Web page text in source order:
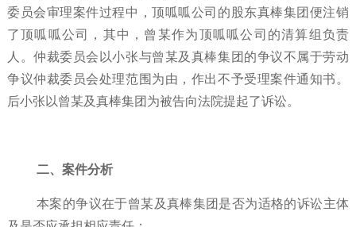
委员会审理案件过程中，顶呱呱公司的股东真棒集团便注销
了顶呱呱公司，其中，曾某作为顶呱呱公司的清算组负责
人。仲裁委员会以小张与曾某及真棒集团的争议不属于劳动
争议仲裁委员会处理范围为由，作出不予受理案件通知书。
后小张以曾某及真棒集团为被告向法院提起了诉讼。
二、案件分析
本案的争议在于曾某及真棒集团是否为适格的诉讼主体